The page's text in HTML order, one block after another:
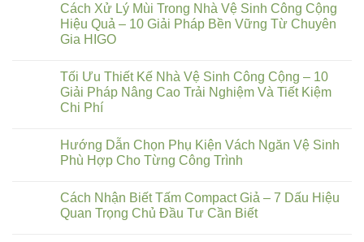
Cách Xử Lý Mùi Trong Nhà Vệ Sinh Công Cộng
Hiệu Quả – 10 Giải Pháp Bền Vững Từ Chuyên
Gia HIGO
Tối Ưu Thiết Kế Nhà Vệ Sinh Công Cộng – 10
Giải Pháp Nâng Cao Trải Nghiệm Và Tiết Kiệm
Chi Phí
Hướng Dẫn Chọn Phụ Kiện Vách Ngăn Vệ Sinh
Phù Hợp Cho Từng Công Trình
Cách Nhận Biết Tấm Compact Giả – 7 Dấu Hiệu
Quan Trọng Chủ Đầu Tư Cần Biết